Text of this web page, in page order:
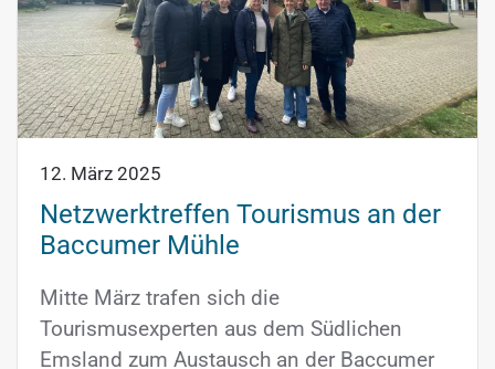
12. März 2025
Netzwerktreffen Tourismus an der
Baccumer Mühle
Mitte März trafen sich die
Tourismusexperten aus dem Südlichen
Emsland zum Austausch an der Baccumer